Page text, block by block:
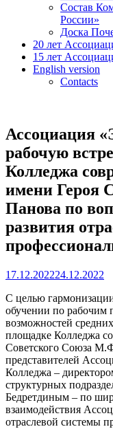
Состав
России»
Доска
20 лет
15 лет
English version
Contacts
Ассоциация
рабочую
Колледжа
имени Героя
Панова по
развития
17.12.202224.12.2022
С целью
обучении по рабочим
возможностей
площадке Колледжа
Советского Союза
представителей
Колледжа –
структурных
Бедретдиным – по
взаимодействия
отраслевой системы